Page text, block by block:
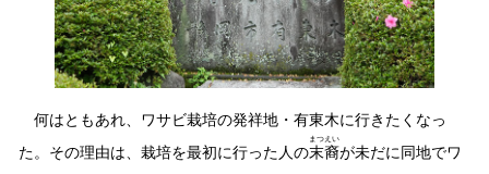
何はともあれ、ワサビ栽培の発祥地・有東木に行きたくなっ
た。その理由は、栽培を最初に行った人の末裔
まつえい
が未だに同地でワ